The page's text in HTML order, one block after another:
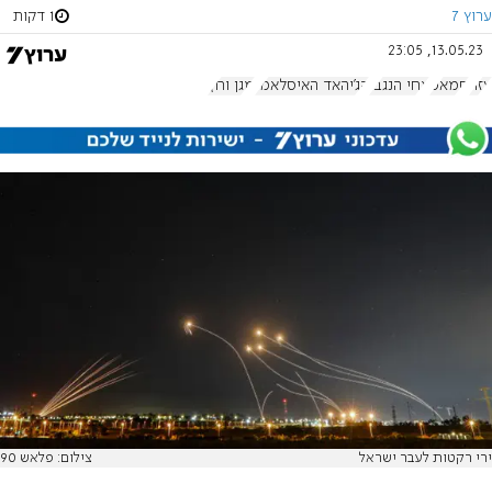
ערוץ 7 1 דקות
13.05.23, 23:05
עזה חמאס צחי הנגבי הג'יהאד האיסלאמי מגן וחץ
ירי רקטות לעבר ישראל צילום: פלאש 90